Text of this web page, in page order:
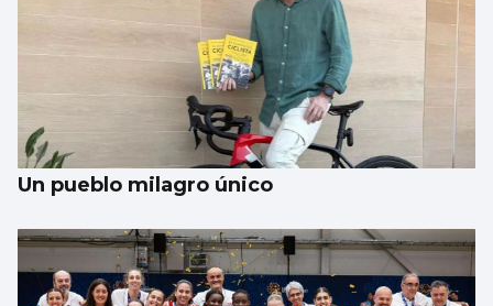
Un pueblo milagro único